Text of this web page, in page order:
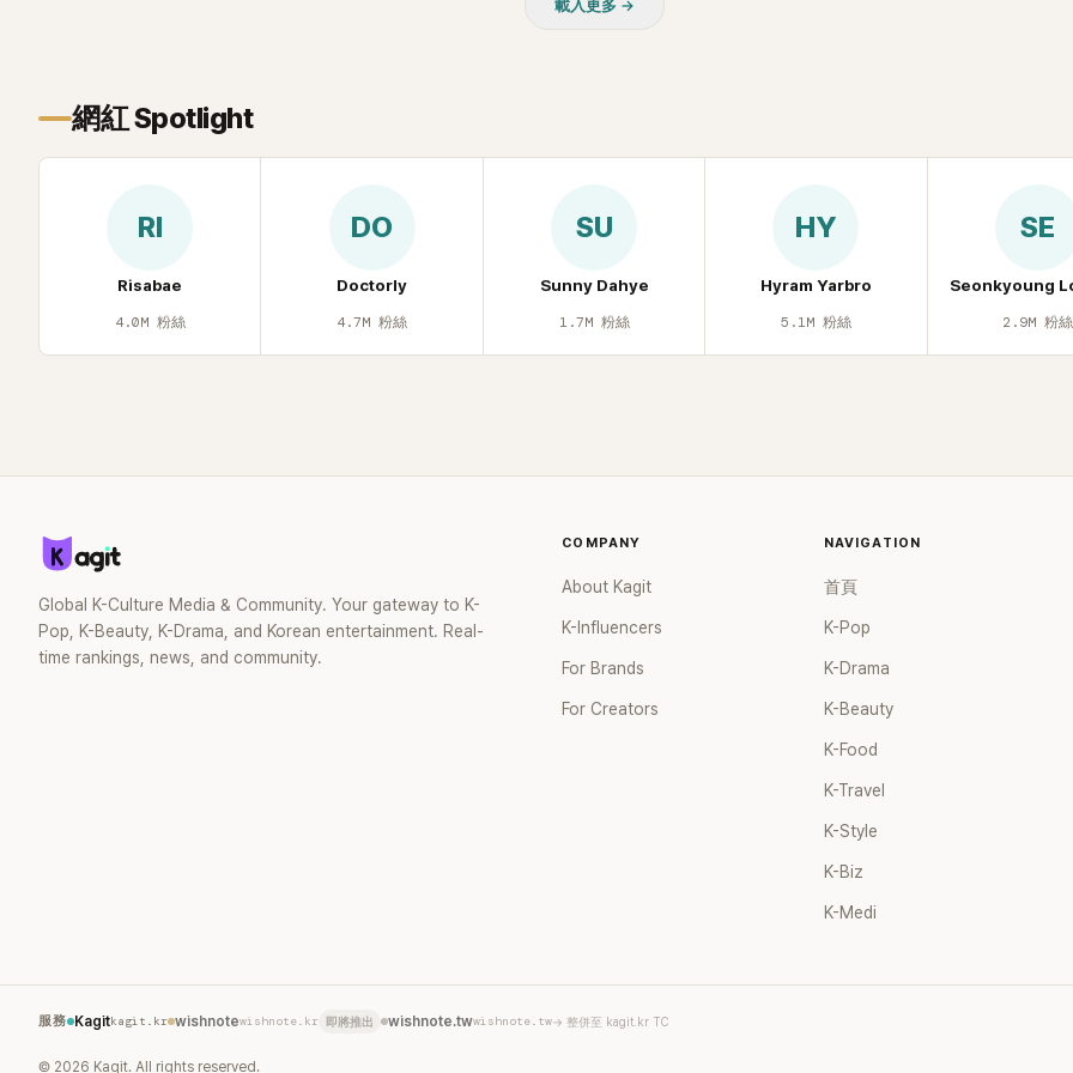
面至今仍被網友津津樂道。 這段為平息爭
的事件。 回顧李智惠的演藝路，她於
道，該團在 2000 年代初期紅極一時，由
炫、Chris Kim 兩位男成員組成。不過後來
爆出長達四年的團內霸凌風波，甚至傳出
婚後育有兩個女兒，一家四口生活幸福美
營的 YouTube 頻道也即將突破百萬訂閱，
近年內容深受網友喜愛，再度迎來事業第
載入更多 →
網紅 Spotlight
RI
Risabae
4.0M 粉絲
DO
Doctorly
4.7M 粉絲
SU
Sunny Dahye
1.7M 粉絲
HY
Hyram Yarbro
5.1M 粉絲
SE
Seonkyoung
2.9M 粉絲
Global K-Culture Media & Community. Your gateway to K-
Pop, K-Beauty, K-Drama, and Korean entertainment. Real-
time rankings, news, and community.
COMPANY
About Kagit
K-Influencers
For Brands
For Creators
NAVIGATION
首頁
K-Pop
K-Drama
K-Beauty
K-Food
K-Travel
K-Style
K-Biz
K-Medi
服務 Kagitkagit.kr wishnotewishnote.kr 即將推出 wishnote.twwishnote.tw→ 整併至 kagit.kr TC
© 2026 Kagit. All rights reserved.